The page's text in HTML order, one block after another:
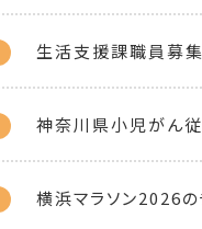
生活支援課職員募集
神奈川県小児がん
横浜マラソン2026